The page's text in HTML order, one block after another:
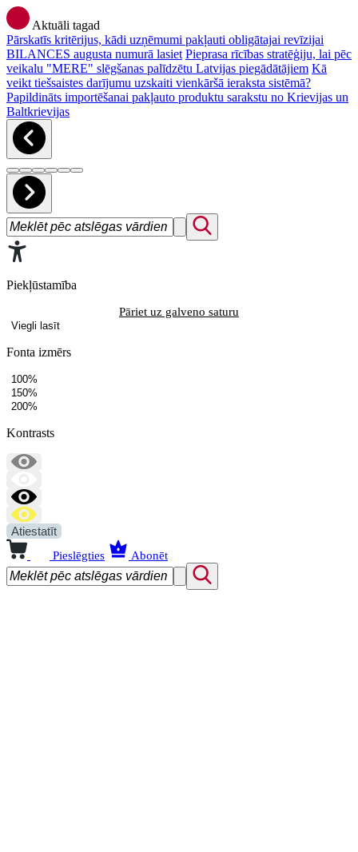
Aktuāli tagad
Pārskatīs kritērijus, kādi uzņēmumi pakļauti obligātajai revīzijai
BILANCES augusta numurā lasiet Pieprasa rīcības stratēģiju, lai pēc
veikalu "MERE" slēgšanas palīdzētu Latvijas piegādātājiem Kā
veikt tiešsaistes darījumu uzskaiti vienkāršā ieraksta sistēmā?
Papildināts importēšanai pakļauto produktu sarakstu no Krievijas un
Baltkrievijas
Piekļūstamība
Pāriet uz galveno saturu
Viegli lasīt
Fonta izmērs
100%
150%
200%
Kontrasts
Atiestatīt
Pieslēgties Abonēt